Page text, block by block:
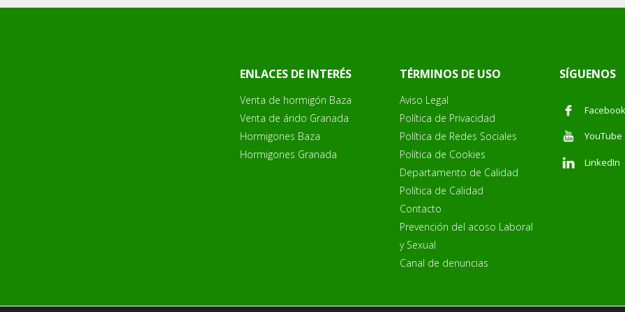
ENLACES DE INTERÉS
Venta de hormigón Baza
Venta de árido Granada
Hormigones Baza
Hormigones Granada
TÉRMINOS DE USO
Aviso Legal
Política de Privacidad
Política de Redes Sociales
Política de Cookies
Departamento de Calidad
Política de Calidad
Contacto
Prevención del acoso Laboral
y Sexual
Canal de denuncias
SÍGUENOS
Facebook
YouTube
LinkedIn